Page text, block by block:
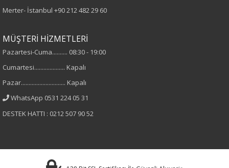
Kumaş
%60 Pamuk
%40 Polyester
Yaka Tipi
Hakim Yaka
Cinsiyet
Merter- İstanbul +90 212 482 29 60
MÜŞTERİ HİZMETLERİ
Pazartesi-Cuma.......... 08:30 - 19:00
Cumartesi.................... Kapalı
Pazar............................. Kapalı
WhatsApp 0531 224 05 31
DESTEK HATTI : 0212 507 90 52